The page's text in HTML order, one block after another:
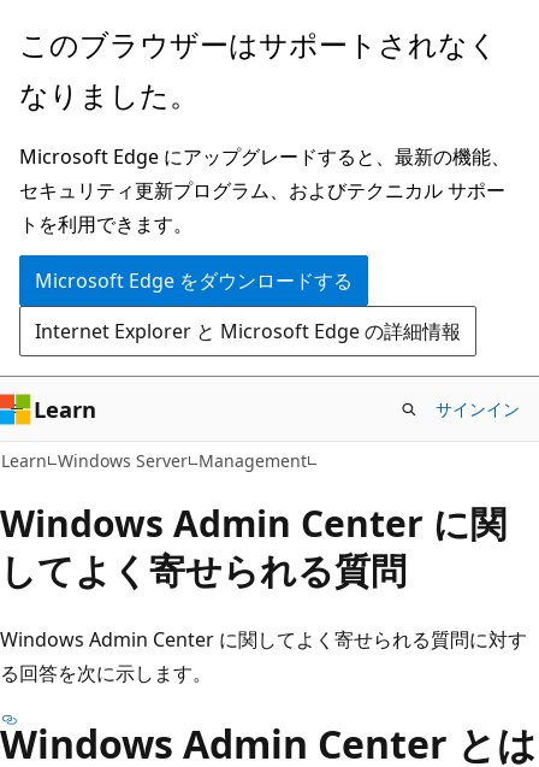
メ
ン
ン
テ
ン
ツ
に
ス
キ
ッ
プ
このブラウザーはサポートされなく
なりました。
Microsoft Edge にアップグレードすると、最新の機能、
セキュリティ更新プログラム、およびテクニカル サポー
トを利用できます。
Microsoft Edge をダウンロードする
Internet Explorer と Microsoft Edge の詳細情報
Learn サインイン
Learn Windows Server Management
Windows Admin Center に関
してよく寄せられる質問
Windows Admin Center に関してよく寄せられる質問に対す
る回答を次に示します。
Windows Admin Center とは